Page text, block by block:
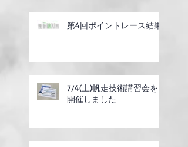
第4回ポイントレース結果
7/4(土)帆走技術講習会を
開催しました